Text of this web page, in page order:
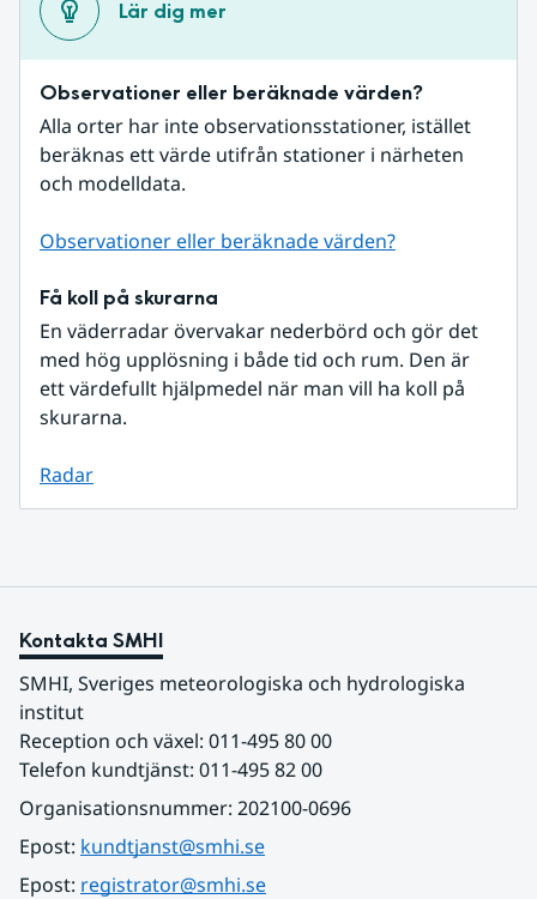
Lär dig mer
Observationer eller beräknade värden?
Alla orter har inte observationsstationer, istället
beräknas ett värde utifrån stationer i närheten
och modelldata.
Observationer eller beräknade värden?
Få koll på skurarna
En väderradar övervakar nederbörd och gör det
med hög upplösning i både tid och rum. Den är
ett värdefullt hjälpmedel när man vill ha koll på
skurarna.
Radar
Kontakta SMHI
SMHI, Sveriges meteorologiska och hydrologiska
institut
Reception och växel: 011-495 80 00
Telefon kundtjänst: 011-495 82 00
Organisationsnummer: 202100-0696
Epost: kundtjanst@smhi.se
Epost: registrator@smhi.se